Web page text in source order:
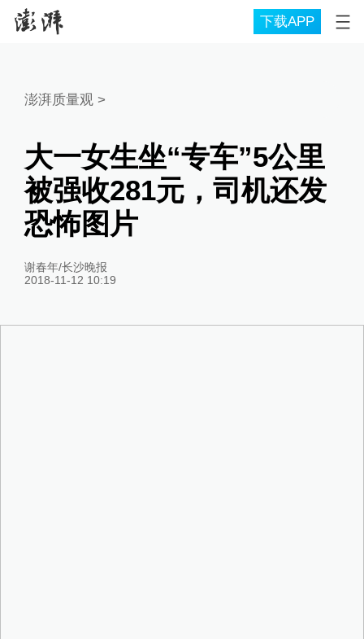
下载APP
澎湃质量观>
大一女生坐“专车”5公里
被强收281元，司机还发
恐怖图片
谢春年/长沙晚报
2018-11-12 10:19